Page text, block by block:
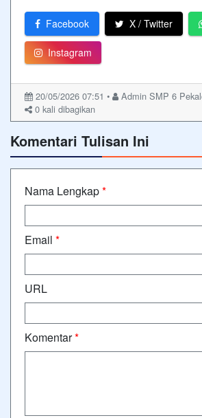
Facebook X / Twitter
Instagram
20/05/2026 07:51 • Admin SMP 6
0 kali dibagikan
Komentari Tulisan Ini
Nama Lengkap*
Email *
URL
Komentar*